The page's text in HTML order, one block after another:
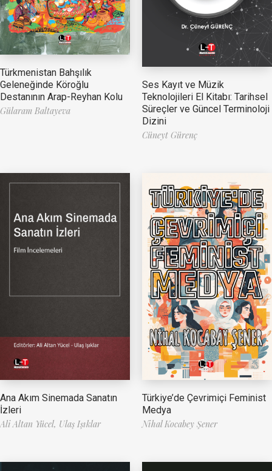
Türkmenistan Bahşılık
Geleneğinde Köroğlu
Destanının Arap-Reyhan Kolu
Gülaram Baltayeva
Ses Kayıt ve Müzik
Teknolojileri El Kitabı: Tarihsel
Süreçler ve Güncel Terminoloji
Dizini
Cüneyt Gürenç
Ana Akım Sinemada Sanatın
İzleri
Ali Altan Yücel, Ulaş Işıklar
Türkiye’de Çevrimiçi Feminist
Medya
Nihal Kocabey Şener